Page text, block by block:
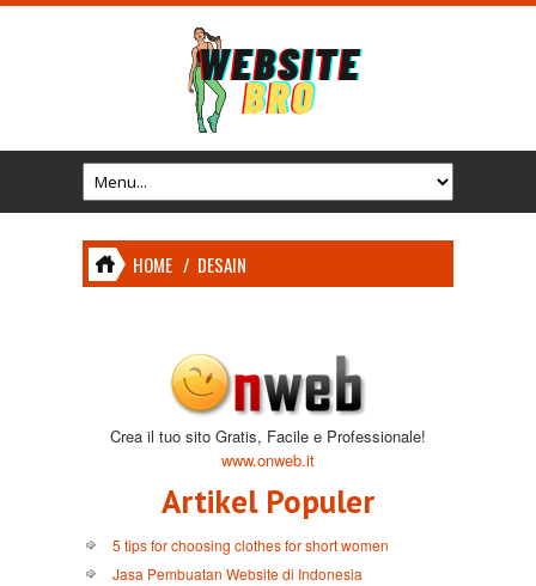
HOME / DESAIN
Crea il tuo sito Gratis, Facile e Professionale!
www.onweb.it
Artikel Populer
5 tips for choosing clothes for short women
Jasa Pembuatan Website di Indonesia